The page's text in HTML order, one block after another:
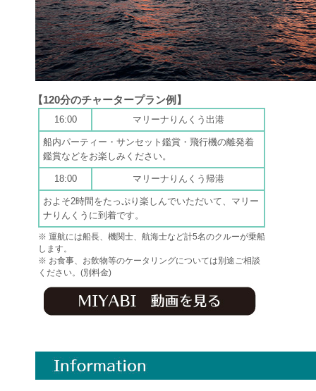
【120分のチャータープラン例】
16:00 マリーナりんくう出港
船内パーティー・サンセット鑑賞・飛行機の離発着
鑑賞などをお楽しみください。
18:00 マリーナりんくう帰港
およそ2時間をたっぷり楽しんでいただいて、マリー
ナりんくうに到着です。
※ 運航には船長、機関士、航海士など計5名のクルーが乗船
します。
※ お食事、お飲物等のケータリングについては別途ご相談
ください。(別料金)